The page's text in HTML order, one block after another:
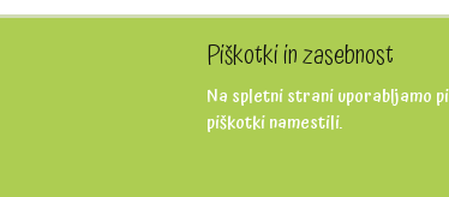
Piškotki in zasebnost
Na spletni strani uporabljamo
piškotki namestili.